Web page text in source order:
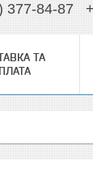
377-84-87
ТА